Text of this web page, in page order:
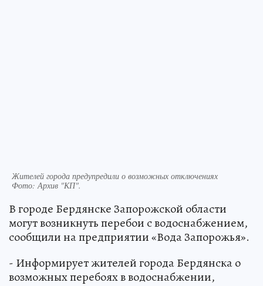
Жителей города предупредили о возможных отключениях
Фото: Архив "КП".
В городе Бердянске Запорожской области
могут возникнуть перебои с водоснабжением,
сообщили на предприятии «Вода Запорожья».
- Информирует жителей города Бердянска о
возможных перебоях в водоснабжении,